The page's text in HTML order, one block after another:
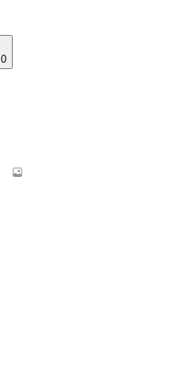
0